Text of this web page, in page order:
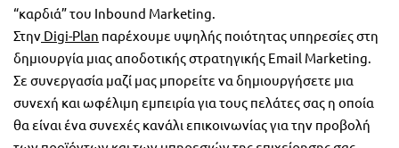
“καρδιά” του Inbound Marketing.
Στην Digi-Plan παρέχουμε υψηλής ποιότητας υπηρεσίες στη
δημιουργία μιας αποδοτικής στρατηγικής Email Marketing.
Σε συνεργασία μαζί μας μπορείτε να δημιουργήσετε μια
συνεχή και ωφέλιμη εμπειρία για τους πελάτες σας η οποία
θα είναι ένα συνεχές κανάλι επικοινωνίας για την προβολή